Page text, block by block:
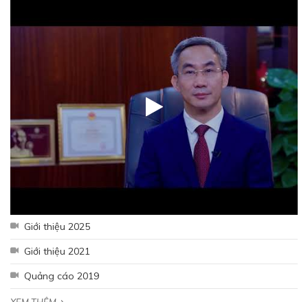
Giới thiệu 2025
Giới thiệu 2021
Quảng cáo 2019